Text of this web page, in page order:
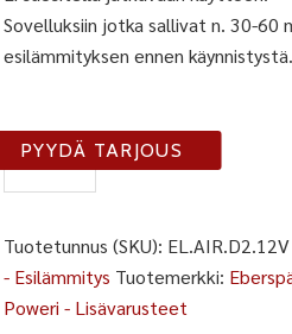
Sovelluksiin jotka sallivat n. 30-60
esilämmityksen ennen käynnistystä.
EL-
AIR-
12V
määrä
PYYDÄ TARJOUS
Tuotetunnus (SKU): EL.AIR.D2.12V
- Esilämmitys Tuotemerkki:
Poweri - Lisävarusteet